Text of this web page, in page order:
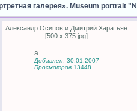
галерея». Museum portrait
Александр Осипов и Дмитрий Харатьян
[500 x 375 jpg]
а
Добавлен: 30.01.2007
Просмотров13448